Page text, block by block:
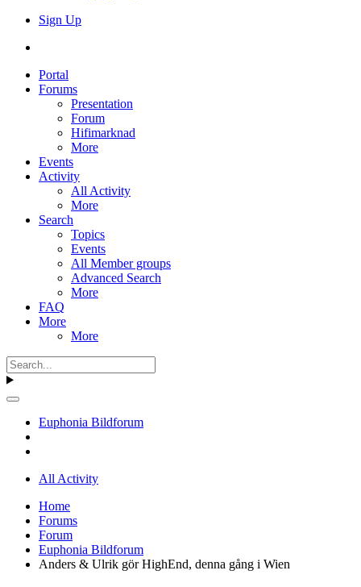
Sign Up
Portal
Forums
Presentation
Forum
Hifimarknad
More
Events
Activity
All Activity
More
Search
Topics
Events
All Member groups
Advanced Search
More
FAQ
More
More
Euphonia Bildforum
All Activity
Home
Forums
Forum
Euphonia Bildforum
Anders & Ulrik gör HighEnd, denna gång i Wien